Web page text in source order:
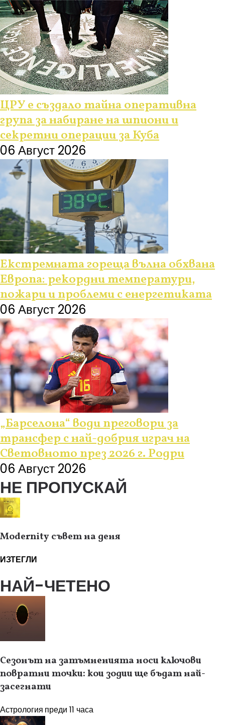
ЦРУ е създало тайна оперативна
група за набиране на шпиони и
секретни операции за Куба
06 Август 2026
Екстремната гореща вълна обхвана
Европа: рекордни температури,
пожари и проблеми с енергетиката
06 Август 2026
„Барселона“ води преговори за
трансфер с най-добрия играч на
Световното през 2026 г. Родри
06 Август 2026
НЕ ПРОПУСКАЙ
Modernity съвет на деня
ИЗТЕГЛИ
НАЙ-ЧЕТЕНО
Сезонът на затъмненията носи ключови
повратни точки: кои зодии ще бъдат най-
засегнати
Астрология преди 11 часа